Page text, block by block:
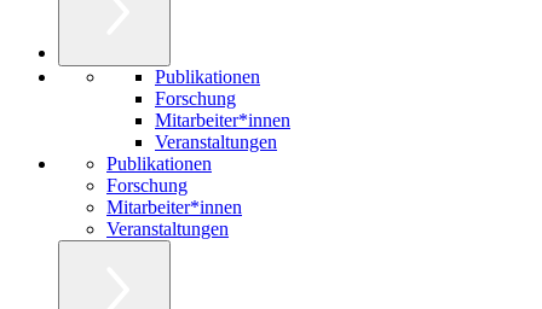
Publikationen
Forschung
Mitarbeiter*innen
Veranstaltungen
Publikationen
Forschung
Mitarbeiter*innen
Veranstaltungen